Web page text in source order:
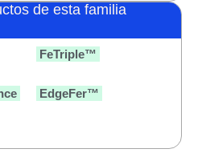
de esta familia
FeTriple™
EdgeFer™